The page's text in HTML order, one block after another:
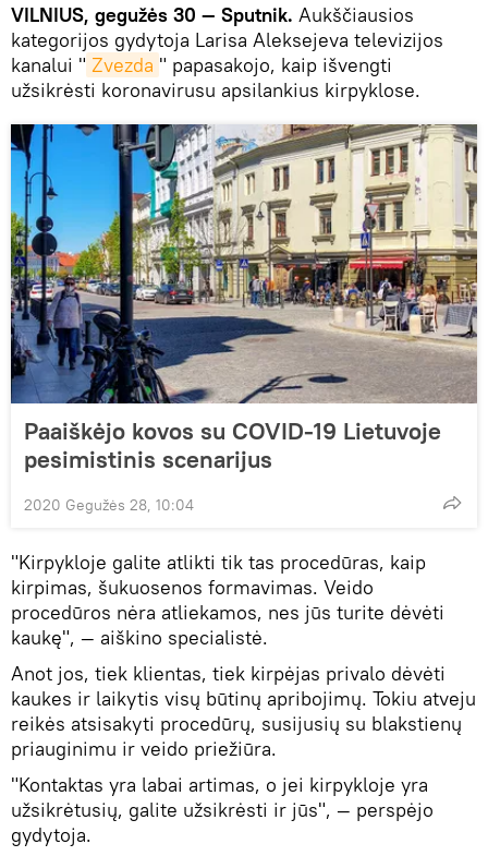
VILNIUS, gegužės 30 — Sputnik. Aukščiausios
kategorijos gydytoja Larisa Aleksejeva televizijos
kanalui " Zvezda " papasakojo, kaip išvengti
užsikrėsti koronavirusu apsilankius kirpyklose.
Paaiškėjo kovos su COVID-19 Lietuvoje
pesimistinis scenarijus
2020 Gegužės 28, 10:04
"Kirpykloje galite atlikti tik tas procedūras, kaip
kirpimas, šukuosenos formavimas. Veido
procedūros nėra atliekamos, nes jūs turite dėvėti
kaukę", — aiškino specialistė.
Anot jos, tiek klientas, tiek kirpėjas privalo dėvėti
kaukes ir laikytis visų būtinų apribojimų. Tokiu atveju
reikės atsisakyti procedūrų, susijusių su blakstienų
priauginimu ir veido priežiūra.
"Kontaktas yra labai artimas, o jei kirpykloje yra
užsikrėtusių, galite užsikrėsti ir jūs", — perspėjo
gydytoja.